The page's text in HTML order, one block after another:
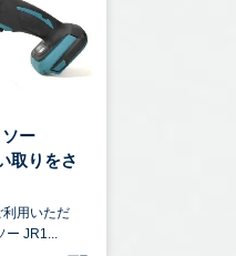
ー
取りをさ
用いただ
ー JR1...